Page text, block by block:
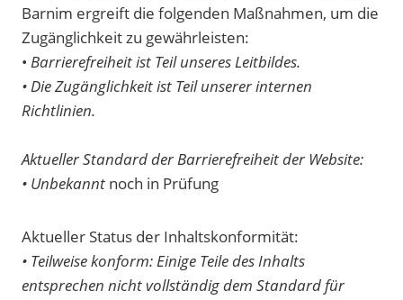
Barnim ergreift die folgenden Maßnahmen, um die
Zugänglichkeit zu gewährleisten:
• Barrierefreiheit ist Teil unseres Leitbildes.
• Die Zugänglichkeit ist Teil unserer internen
Richtlinien.
Aktueller Standard der Barrierefreiheit der Website:
• Unbekannt noch in Prüfung
Aktueller Status der Inhaltskonformität:
• Teilweise konform: Einige Teile des Inhalts
entsprechen nicht vollständig dem Standard für